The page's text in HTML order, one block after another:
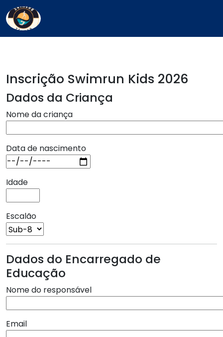
Inscrição Swimrun Kids 2026
Dados da Criança
Nome da criança
Data de nascimento
Idade
Escalão
Dados do Encarregado de
Educação
Nome do responsável
Email